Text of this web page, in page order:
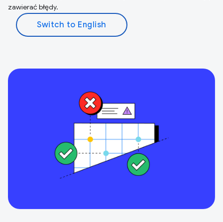
zawierać błędy.